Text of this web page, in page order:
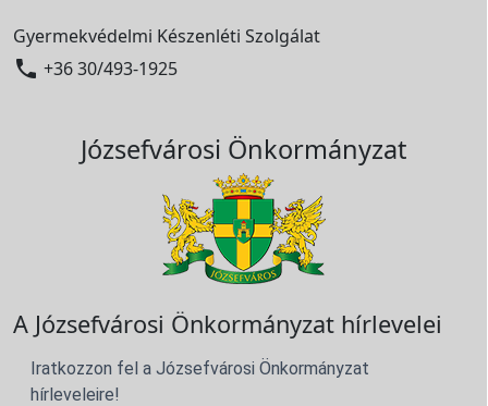
Gyermekvédelmi Készenléti Szolgálat
 +36 30/493-1925
Józsefvárosi Önkormányzat
A Józsefvárosi Önkormányzat hírlevelei
Iratkozzon fel a Józsefvárosi Önkormányzat
hírleveleire!